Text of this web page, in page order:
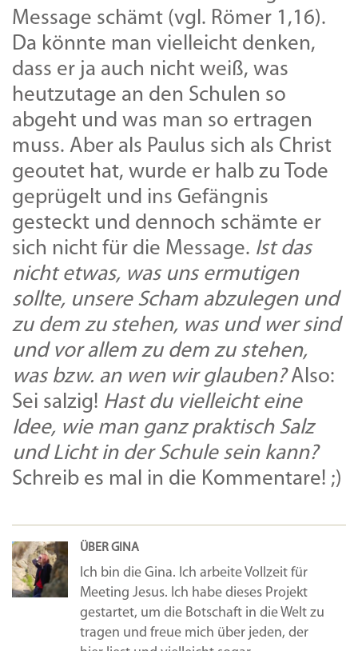
Message schämt (vgl. Römer 1,16).
Da könnte man vielleicht denken,
dass er ja auch nicht weiß, was
heutzutage an den Schulen so
abgeht und was man so ertragen
muss. Aber als Paulus sich als Christ
geoutet hat, wurde er halb zu Tode
geprügelt und ins Gefängnis
gesteckt und dennoch schämte er
sich nicht für die Message. Ist das
nicht etwas, was uns ermutigen
sollte, unsere Scham abzulegen und
zu dem zu stehen, was und wer sind
und vor allem zu dem zu stehen,
was bzw. an wen wir glauben?Also:
Sei salzig! Hast du vielleicht eine
Idee, wie man ganz praktisch Salz
und Licht in der Schule sein kann?
Schreib es mal in die Kommentare! ;)
ÜBER GINA
Ich bin die Gina. Ich arbeite Vollzeit für
Meeting Jesus. Ich habe dieses Projekt
gestartet, um die Botschaft in die Welt zu
tragen und freue mich über jeden, der